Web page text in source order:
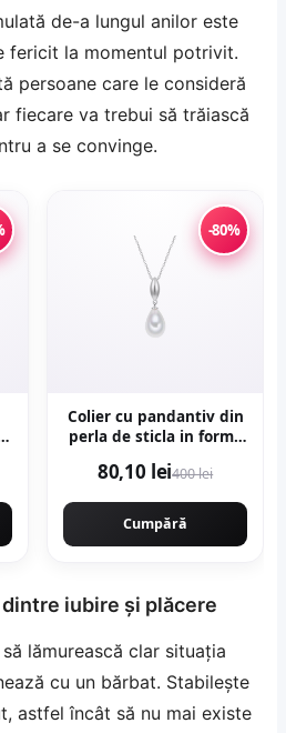
de-a lungul anilor este
fericit la momentul potrivit.
persoane care le consideră
fiecare va trebui să trăiască
a se convinge.
-80%
Colier cu pandantiv din
perla de sticla in forma
Alb/Argintiu
80,10 lei400 lei
Cumpără
iubire și plăcere
lămurească clar situația
cu un bărbat. Stabilește
astfel încât să nu mai existe